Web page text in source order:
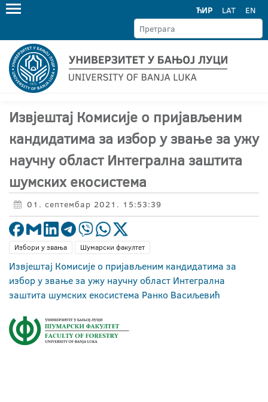
ЋИР LAT EN
Извјештај Комисије о пријављеним
кандидатима за избор у звање за ужу
научну област Интегрална заштита
шумских екосистема
01. септембар 2021. 15:53:39
Избори у звања Шумарски факултет
Извјештај Комисије о пријављеним кандидатима за
избор у звање за ужу научну област Интегрална
заштита шумских екосистема Ранко Васиљевић